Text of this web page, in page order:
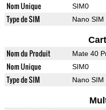
Nom Unique SIM0
Type de SIM Nano SIM
Nom du Produit Mate 40
Nom Unique SIM0
Type de SIM Nano SIM